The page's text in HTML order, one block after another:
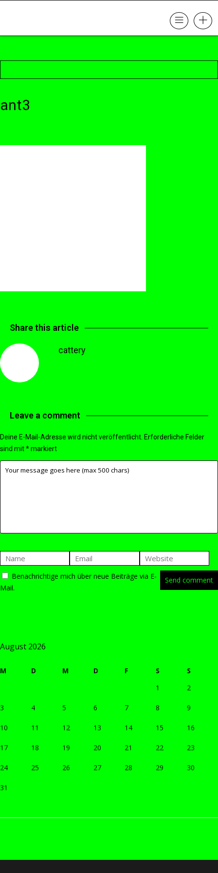
ant3
Share this article
cattery
Leave a comment
Deine E-Mail-Adresse wird nicht veröffentlicht. Erforderliche Felder
sind mit*markiert
Benachrichtige mich über neue Beiträge via E-
Mail.
August 2026
M D M D F S
S
1
2
3 4 5 6 7 8 9
10 11 12 13 14 15 16
17 18 19 20 21 22 23
24 25 26 27 28 29 30
31